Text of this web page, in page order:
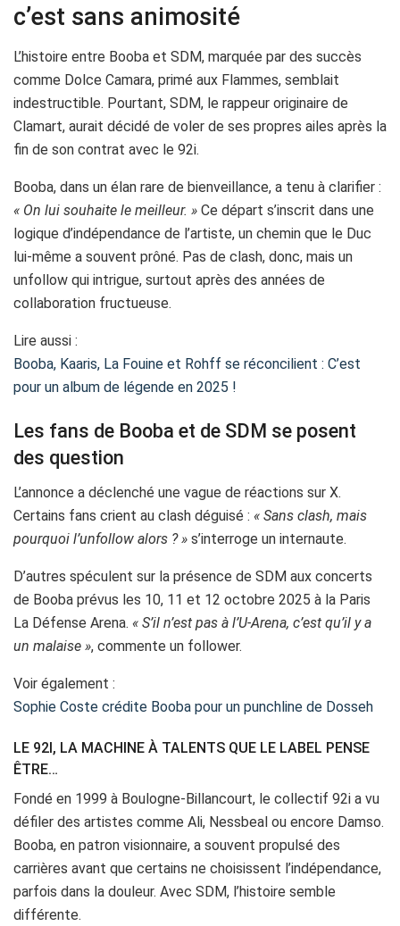
c’est sans animosité
L’histoire entre Booba et SDM, marquée par des succès
comme Dolce Camara, primé aux Flammes, semblait
indestructible. Pourtant, SDM, le rappeur originaire de
Clamart, aurait décidé de voler de ses propres ailes après la
fin de son contrat avec le 92i.
Booba, dans un élan rare de bienveillance, a tenu à clarifier :
« On lui souhaite le meilleur. » Ce départ s’inscrit dans une
logique d’indépendance de l’artiste, un chemin que le Duc
lui-même a souvent prôné. Pas de clash, donc, mais un
unfollow qui intrigue, surtout après des années de
collaboration fructueuse.
Lire aussi :
Booba, Kaaris, La Fouine et Rohff se réconcilient : C’est
pour un album de légende en 2025 !
Les fans de Booba et de SDM se posent
des question
L’annonce a déclenché une vague de réactions sur X.
Certains fans crient au clash déguisé : « Sans clash, mais
pourquoi l’unfollow alors ? » s’interroge un internaute.
D’autres spéculent sur la présence de SDM aux concerts
de Booba prévus les 10, 11 et 12 octobre 2025 à la Paris
La Défense Arena. « S’il n’est pas à l’U-Arena, c’est qu’il y a
un malaise », commente un follower.
Voir également :
Sophie Coste crédite Booba pour un punchline de Dosseh
LE 92I, LA MACHINE À TALENTS QUE LE LABEL PENSE
ÊTRE…
Fondé en 1999 à Boulogne-Billancourt, le collectif 92i a vu
défiler des artistes comme Ali, Nessbeal ou encore Damso.
Booba, en patron visionnaire, a souvent propulsé des
carrières avant que certains ne choisissent l’indépendance,
parfois dans la douleur. Avec SDM, l’histoire semble
différente.